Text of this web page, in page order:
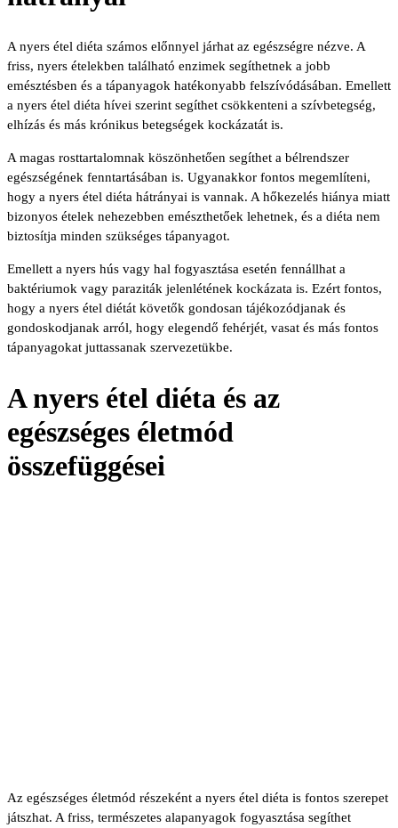
A nyers étel diéta számos előnnyel járhat az egészségre nézve. A
friss, nyers ételekben található enzimek segíthetnek a jobb
emésztésben és a tápanyagok hatékonyabb felszívódásában. Emellett
a nyers étel diéta hívei szerint segíthet csökkenteni a szívbetegség,
elhízás és más krónikus betegségek kockázatát is.
A magas rosttartalomnak köszönhetően segíthet a bélrendszer
egészségének fenntartásában is. Ugyanakkor fontos megemlíteni,
hogy a nyers étel diéta hátrányai is vannak. A hőkezelés hiánya miatt
bizonyos ételek nehezebben emészthetőek lehetnek, és a diéta nem
biztosítja minden szükséges tápanyagot.
Emellett a nyers hús vagy hal fogyasztása esetén fennállhat a
baktériumok vagy paraziták jelenlétének kockázata is. Ezért fontos,
hogy a nyers étel diétát követők gondosan tájékozódjanak és
gondoskodjanak arról, hogy elegendő fehérjét, vasat és más fontos
tápanyagokat juttassanak szervezetükbe.
A nyers étel diéta és az
egészséges életmód
összefüggései
Az egészséges életmód részeként a nyers étel diéta is fontos szerepet
játszhat. A friss, természetes alapanyagok fogyasztása segíthet